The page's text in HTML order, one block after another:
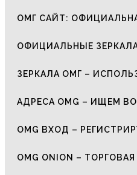
ОМГ САЙТ:
ОФИЦИАЛЬНЫЕ
ЗЕРКАЛА ОМГ –
АДРЕСА OMG – ИЩЕМ
OMG ВХОД –
OMG ONION –